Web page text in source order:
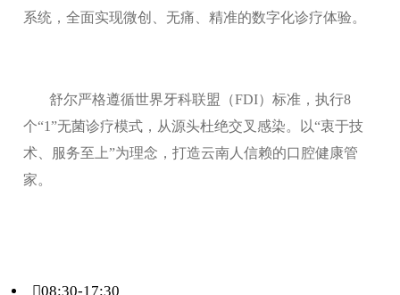
系统，全面实现微创、无痛、精准的数字化诊疗体验。
舒尔严格遵循世界牙科联盟（FDI）标准，执行8
个“1”无菌诊疗模式，从源头杜绝交叉感染。以“衷于技
术、服务至上”为理念，打造云南人信赖的口腔健康管
家。
08:30-17:30